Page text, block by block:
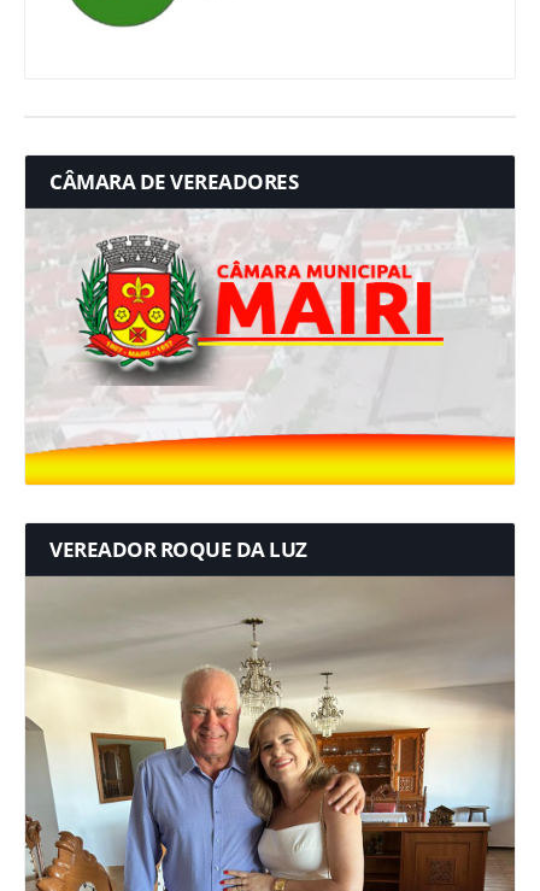
CÂMARA DE VEREADORES
VEREADOR ROQUE DA LUZ